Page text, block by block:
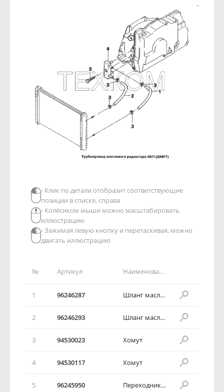
№ Артикул Наименование детали
1 96246287 Шланг масляного радиатора
2 96246293 Шланг масляного радиатора
3 94530023 Хомут
4 94530117 Хомут
5 96245950 Переходник масляного радиатора
- Клик по детали отобразит соответствующие
позиции в списке, справа
- Колёсиком мыши можно масштабировать
иллюстрацию
- Зажимая левую кнопку и перетаскивая, можно
двигать иллюстрацию